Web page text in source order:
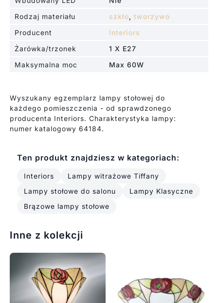
Rodzaj materiału
szkło, tworzywo
Producent
Interiors
Żarówka/trzonek
1 X E27
Maksymalna moc
Max 60W
Wyszukany egzemplarz lampy stołowej do
każdego pomieszczenia - od sprawdzonego
producenta Interiors. Charakterystyka lampy:
numer katalogowy 64184.
Ten produkt znajdziesz w kategoriach:
Interiors
Lampy witrażowe Tiffany
Lampy stołowe do salonu
Lampy Klasyczne
Brązowe lampy stołowe
Inne z kolekcji